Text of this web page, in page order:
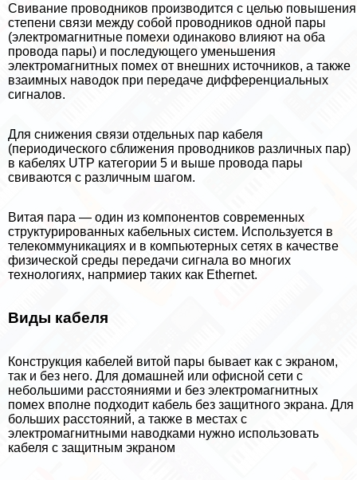
Свивание проводников производится с целью повышения
степени связи между собой проводников одной пары
(электромагнитные помехи одинаково влияют на оба
провода пары) и последующего уменьшения
электромагнитных помех от внешних источников, а также
взаимных наводок при передаче дифференциальных
сигналов.
Для снижения связи отдельных пар кабеля
(периодического сближения проводников различных пар)
в кабелях UTP категории 5 и выше провода пары
свиваются с различным шагом.
Витая пара — один из компонентов современных
структурированных кабельных систем. Используется в
телекоммуникациях и в компьютерных сетях в качестве
физической среды передачи сигнала во многих
технологиях, напрмиер таких как Ethernet.
Виды кабеля
Конструкция кабелей витой пары бывает как с экраном,
так и без него. Для домашней или офисной сети с
небольшими расстояниями и без электромагнитных
помех вполне подходит кабель без защитного экрана. Для
больших расстояний, а также в местах с
электромагнитными наводками нужно использовать
кабеля с защитным экраном